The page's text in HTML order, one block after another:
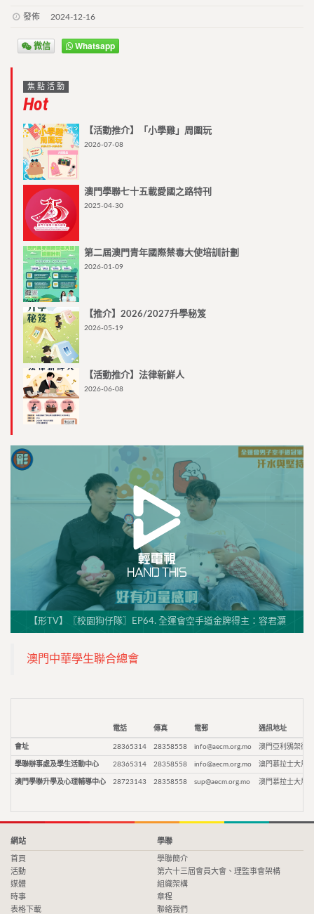
發佈 2024-12-16
微信 Whatsapp
焦點活動
Hot
【活動推介】「小學雞」周圍玩
2026-07-08
澳門學聯七十五載愛國之路特刊
2025-04-30
第二屆澳門青年國際禁毒大使培訓計劃
2026-01-09
【推介】2026/2027升學秘笈
2026-05-19
【活動推介】法律新鮮人
2026-06-08
【形TV】〖校園狗仔隊〗EP64. 全運會空手道金牌得主：容君灝
澳門中華學生聯合總會
電話 傳真 電郵 通訊地址
會址 28365314 28358558 info@aecm.org.mo 澳門亞利鴉架街9
學聯辦事處及學生活動中心 28365314 28358558 info@aecm.org.mo 澳門慕拉士大馬
澳門學聯升學及心理輔導中心 28723143 28358558 sup@aecm.org.mo 澳門慕拉士大馬
網站
首頁
活動
媒體
時事
表格下載
學聯
學聯簡介
第六十三屆會員大會、理監事會架構
組織架構
章程
聯絡我們